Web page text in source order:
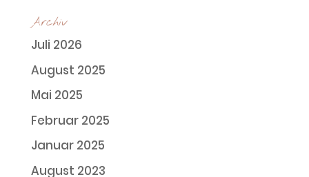
Archiv
Juli 2026
August 2025
Mai 2025
Februar 2025
Januar 2025
August 2023